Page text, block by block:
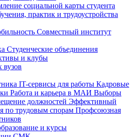
социальной карты студента
практик и трудоустройства
Совместный институт
Студенческие объединения
и клубы
вузов
IT-сервисы для работы Кадровые
Работа и карьера в МАИ Выборы
должностей Эффективный
по трудовым спорам Профсоюзная
и курсы